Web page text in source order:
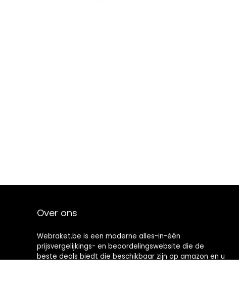
Over ons
Webraket.be is een moderne alles-in-één
prijsvergelijkings- en beoordelingswebsite die de
beste deals biedt die beschikbaar zijn op amazon en u